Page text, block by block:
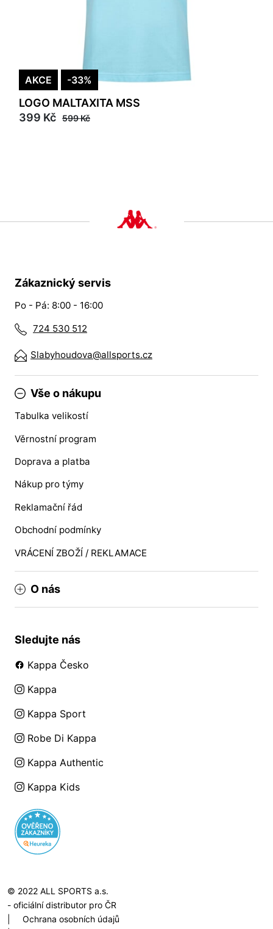
AKCE -33%
LOGO MALTAXITA MSS
399 Kč 599 Kč
Zákaznický servis
Po - Pá: 8:00 - 16:00
724 530 512
Slabyhoudova@allsports.cz
Vše o nákupu
Tabulka velikostí
Věrnostní program
Doprava a platba
Nákup pro týmy
Reklamační řád
Obchodní podmínky
VRÁCENÍ ZBOŽÍ / REKLAMACE
O nás
Sledujte nás
Kappa Česko
Kappa
Kappa Sport
Robe Di Kappa
Kappa Authentic
Kappa Kids
© 2022 ALL SPORTS a.s.
- oficiální distributor pro ČR
Ochrana osobních údajů